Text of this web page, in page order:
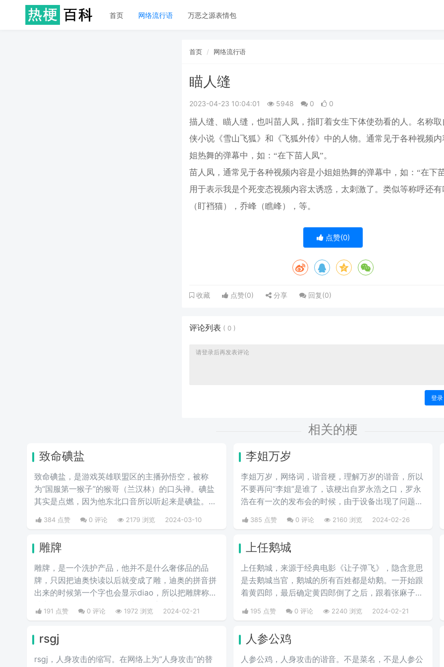
首页 网络流行语 万恶之源表情包
首页 网络流行语
瞄人缝
2023-04-23 10:04:01 5948 0 0
描人缝、瞄人缝，也叫苗人凤，指盯着女生下体使劲看的人。名称
侠小说《雪山飞狐》和《飞狐外传》中的人物。通常见于各种视频
姐热舞的弹幕中，如：“在下苗人凤”。
苗人凤，通常见于各种视频内容是小姐姐热舞的弹幕中，如：“在下
用于表示我是个死变态视频内容太诱惑，太刺激了。类似等称呼还
（盯裆猫），乔峰（瞧峰），等。
点赞(0)
收藏 点赞(0) 分享 回复(0)
评论列表 ( 0 )
登录
相关的梗
致命碘盐
致命碘盐，是游戏英雄联盟区的主播孙悟空，被称
为“国服第一猴子”的猴哥（兰汉林）的口头禅。碘盐
其实是点燃，因为他东北口音所以听起来是碘盐。点
害。
384 点赞 0 评论 2179 浏览 2024-03-10
李姐万岁
李姐万岁，网络词，谐音梗，理解万岁的谐音，所以
不要再问“李姐”是谁了，该梗出自罗永浩之口，罗永
浩在有一次的发布会的时候，由于设备出现了问题，
在现场频频出错，满头大汗的罗永浩不断地说【李姐
万岁】来缓解尴尬，然后被一些锤子的粉丝疯狂传
【李姐万岁】这样的字眼，可以说相当沙雕了，哈哈
哈哈哈哈哈哈哈。
385 点赞 0 评论 2160 浏览 2024-02-26
雕牌
雕牌，是一个洗护产品，他并不是什么奢侈品的品
牌，只因把迪奥快读以后就变成了雕，迪奥的拼音拼
出来的时候第一个字也会显示diao，所以把雕牌称为
洗衣皂奢侈品品牌，Dior一直是华贵和高雅的代名
词，这是恶搞的叫法，因为迪奥的拼音diao和雕相
191 点赞 0 评论 1972 浏览 2024-02-21
上任鹅城
上任鹅城，来‌‌‌‌‌‌‌‌‌源于经典电影《让子弹飞》，隐含意思
是去鹅城当官，鹅城的所有百姓都是幼鹅。一开始跟
着黄四郎，最后确定黄四郎倒了之后，跟着张麻子，
195 点赞 0 评论 2240 浏览 2024-02-21
rsgj
rsgj，人身攻击的缩写。在网络上为“人身攻击”的替
人参公鸡
人参公鸡，人身攻击的谐音。不是菜名，不是人参公